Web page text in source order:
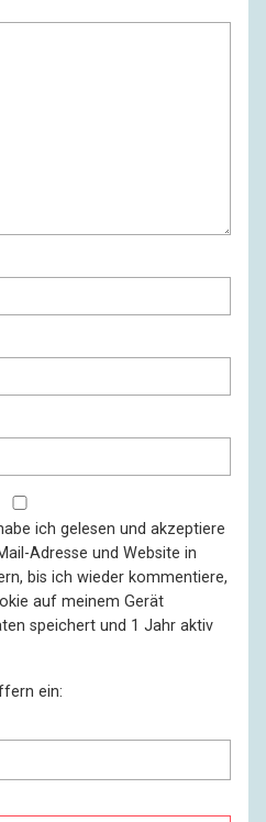
ich gelesen und akzeptiere
Adresse und Website in
bis ich wieder kommentiere,
auf meinem Gerät
speichert und 1 Jahr aktiv
ein: